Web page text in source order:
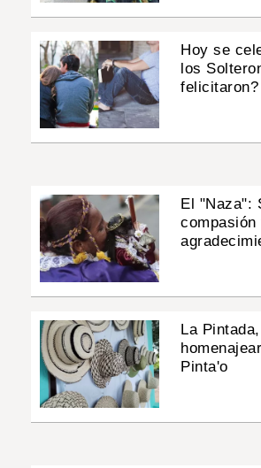
Hoy se
los
felicitaron?
El "Naza":
compasión
La
Pinta'o